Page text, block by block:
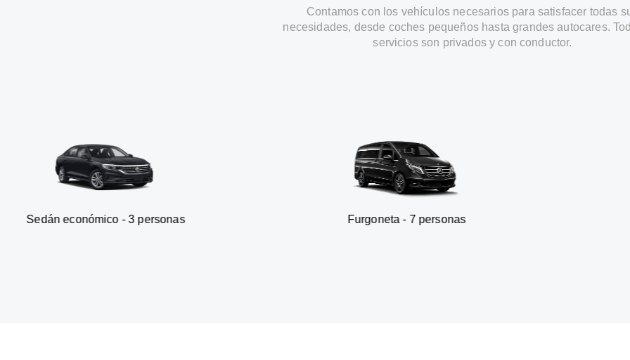
Contamos con los vehículos necesarios para satisfacer todas
necesidades, desde coches pequeños hasta grandes autocares.
servicios son privados y con conductor.
- 3 personas Furgoneta - 7 personas SUV -